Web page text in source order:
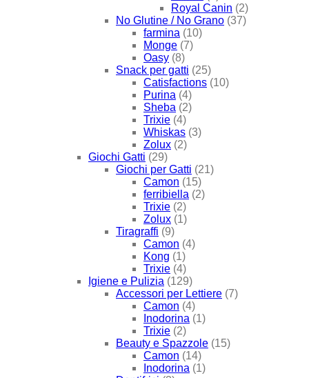
Royal Canin (2)
No Glutine / No Grano (37)
farmina (10)
Monge (7)
Oasy (8)
Snack per gatti (25)
Catisfactions (10)
Purina (4)
Sheba (2)
Trixie (4)
Whiskas (3)
Zolux (2)
Giochi Gatti (29)
Giochi per Gatti (21)
Camon (15)
ferribiella (2)
Trixie (2)
Zolux (1)
Tiragraffi (9)
Camon (4)
Kong (1)
Trixie (4)
Igiene e Pulizia (129)
Accessori per Lettiere (7)
Camon (4)
Inodorina (1)
Trixie (2)
Beauty e Spazzole (15)
Camon (14)
Inodorina (1)